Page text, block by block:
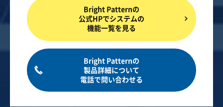
Bright Patternの
公式HPでシステムの
機能一覧を見る
Bright Patternの
製品詳細について
電話で問い合わせる